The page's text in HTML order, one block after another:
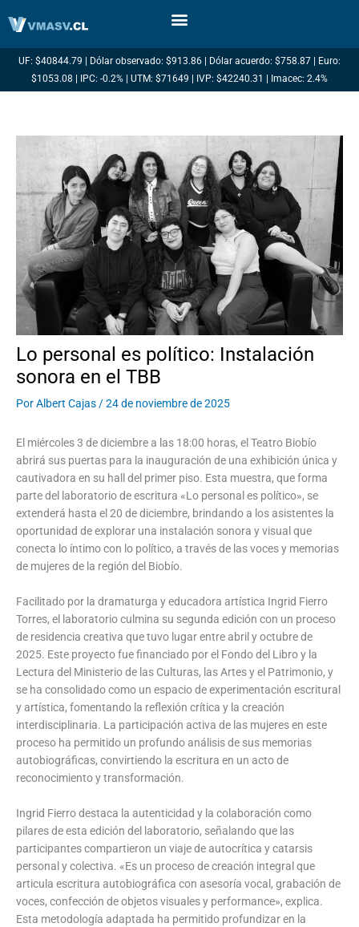
UF: $40844.79 | Dólar observado: $913.86 | Dólar acuerdo: $758.87 | Euro:
$1053.08 | IPC: -0.2% | UTM: $71649 | IVP: $42240.31 | Imacec: 2.4%
Lo personal es político: Instalación
sonora en el TBB
PorAlbert Cajas/24 de noviembre de 2025
El miércoles 3 de diciembre a las 18:00 horas, el Teatro Biobío
abrirá sus puertas para la inauguración de una exhibición única y
cautivadora en su hall del primer piso. Esta muestra, que forma
parte del laboratorio de escritura «Lo personal es político», se
extenderá hasta el 20 de diciembre, brindando a los asistentes la
oportunidad de explorar una instalación sonora y visual que
conecta lo íntimo con lo político, a través de las voces y memorias
de mujeres de la región del Biobío.
Facilitado por la dramaturga y educadora artística Ingrid Fierro
Torres, el laboratorio culmina su segunda edición con un proceso
de residencia creativa que tuvo lugar entre abril y octubre de
2025. Este proyecto fue financiado por el Fondo del Libro y la
Lectura del Ministerio de las Culturas, las Artes y el Patrimonio, y
se ha consolidado como un espacio de experimentación escritural
y artística, fomentando la reflexión crítica y la creación
interdisciplinaria. La participación activa de las mujeres en este
proceso ha permitido un profundo análisis de sus memorias
autobiográficas, convirtiendo la escritura en un acto de
reconocimiento y transformación.
Ingrid Fierro destaca la autenticidad y la colaboración como
pilares de esta edición del laboratorio, señalando que las
participantes compartieron un viaje de autocrítica y catarsis
personal y colectiva. «Es un proceso de creación integral que
articula escritura autobiográfica con asesoría vocal, grabación de
voces, confección de objetos visuales y performance», explica.
Esta metodología adaptada ha permitido profundizar en la